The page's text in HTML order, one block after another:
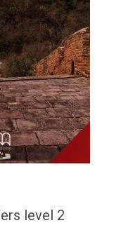
level 2